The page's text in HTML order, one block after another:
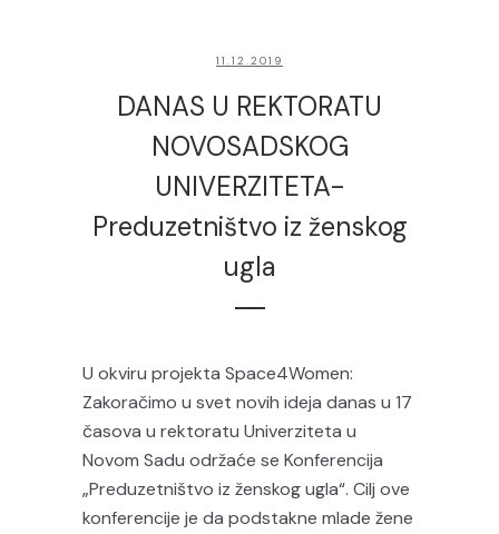
11.12.2019
DANAS U REKTORATU
NOVOSADSKOG
UNIVERZITETA-
Preduzetništvo iz ženskog
ugla
U okviru projekta Space4Women:
Zakoračimo u svet novih ideja danas u 17
časova u rektoratu Univerziteta u
Novom Sadu održaće se Konferencija
„Preduzetništvo iz ženskog ugla“. Cilj ove
konferencije je da podstakne mlade žene